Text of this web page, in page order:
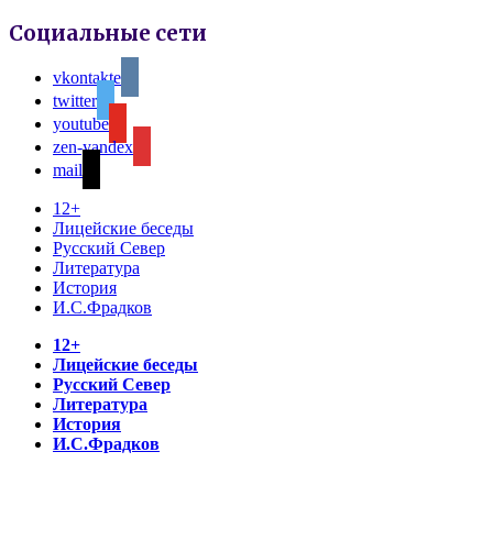
Социальные сети
vkontakte
twitter
youtube
zen-yandex
mail
12+
Лицейские беседы
Русский Север
Литература
История
И.С.Фрадков
12+
Лицейские беседы
Русский Север
Литература
История
И.С.Фрадков